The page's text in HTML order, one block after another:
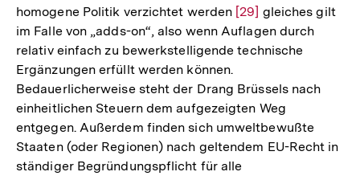
homogene Politik verzichtet werden Zur
Auflösung
der
[29] gleiches gilt
im Falle von „adds-on“, also wenn Auflagen durch
relativ einfach zu bewerkstelligende technische
Ergänzungen erfüllt werden können.
Bedauerlicherweise steht der Drang Brüssels nach
einheitlichen Steuern dem aufgezeigten Weg
entgegen. Außerdem finden sich umweltbewußte
Staaten (oder Regionen) nach geltendem EU-Recht in
ständiger Begründungspflicht für alle